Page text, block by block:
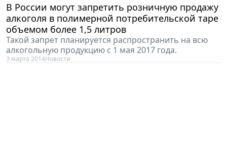
В России могут запретить розничную продажу
алкоголя в полимерной потребительской таре
объемом более 1,5 литров
Такой запрет планируется распространить на всю
алкогольную продукцию с 1 мая 2017 года.
3 марта 2014Новости